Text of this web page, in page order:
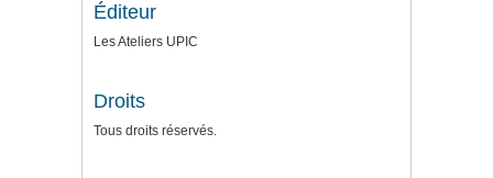
Éditeur
Les Ateliers UPIC
Droits
Tous droits réservés.